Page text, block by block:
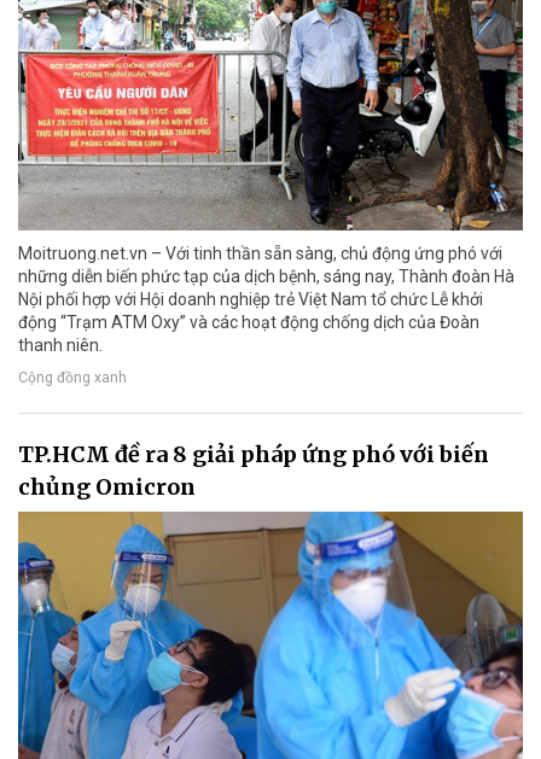
Moitruong.net.vn – Với tinh thần sẵn sàng, chủ động ứng phó với
những diễn biến phức tạp của dịch bệnh, sáng nay, Thành đoàn Hà
Nội phối hợp với Hội doanh nghiệp trẻ Việt Nam tổ chức Lễ khởi
động “Trạm ATM Oxy” và các hoạt động chống dịch của Đoàn
thanh niên.
Cộng đồng xanh
TP.HCM đề ra 8 giải pháp ứng phó với biến
chủng Omicron